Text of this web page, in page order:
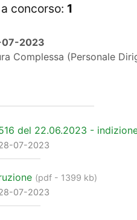
concorso: 1
07-2023
Complessa (Personale
del 22.06.2023 -
07-2023
(pdf - 1399 kb)
07-2023